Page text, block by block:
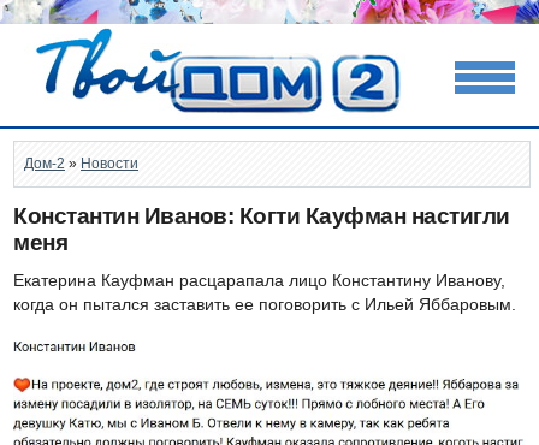
Дом-2 » Новости
Константин Иванов: Когти Кауфман настигли
меня
Екатерина Кауфман расцарапала лицо Константину Иванову,
когда он пытался заставить ее поговорить с Ильей Яббаровым.